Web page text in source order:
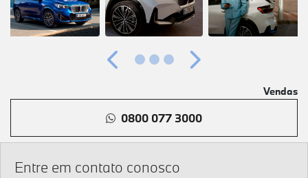
Entre em contato conosco
Anterior Próximo
Vendas
0800 077 3000